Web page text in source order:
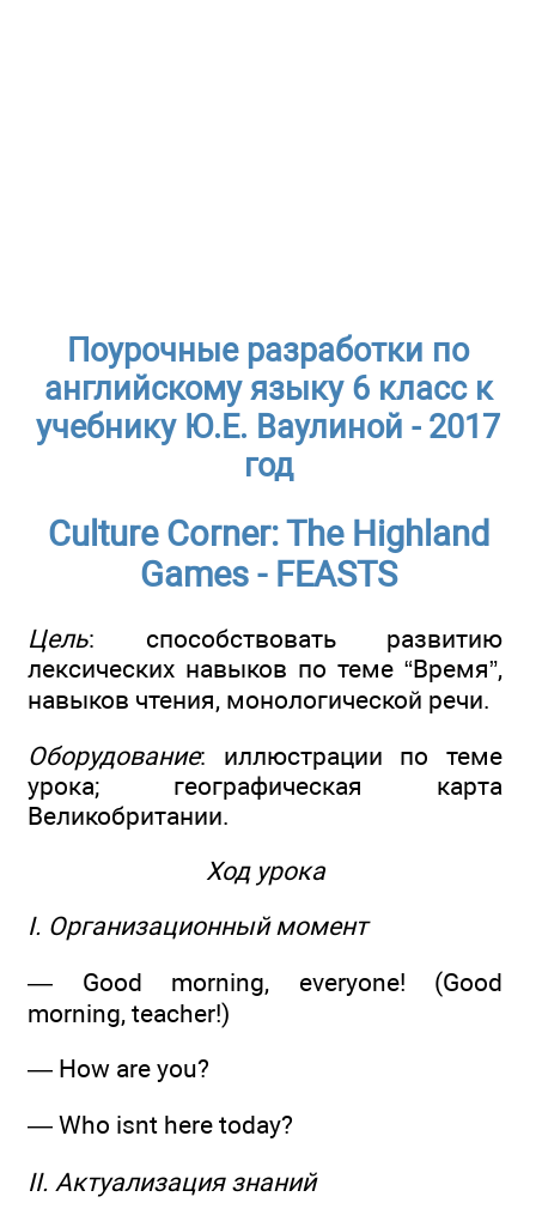
Поурочные разработки по
английскому языку 6 класс к
учебнику Ю.Е. Ваулиной - 2017
год
Culture Corner: The Highland
Games - FEASTS
Цель: способствовать развитию
лексических навыков по теме “Время”,
навыков чтения, монологической речи.
Оборудование: иллюстрации по теме
урока; географическая карта
Великобритании.
Ход урока
I. Организационный момент
— Good morning, everyone! (Good
morning, teacher!)
— How are you?
— Who isnt here today?
II. Актуализация знаний